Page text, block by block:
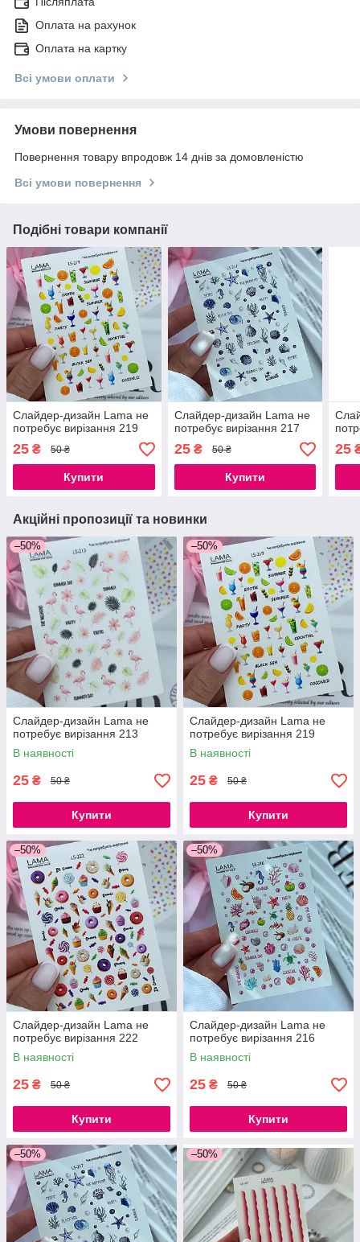
Оплата на рахунок
Оплата на картку
Всі умови оплати
Умови повернення
Повернення товару впродовж 14 днів за домовленістю
Всі умови повернення
Подібні товари компанії
Слайдер-дизайн Lama не
потребує вирізання 219
25 ₴ 50 ₴
Купити
Слайдер-дизайн Lama не
потребує вирізання 217
25₴ 50 ₴
Купити
25
Акційні пропозиції та новинки
–50%
Слайдер-дизайн Lama не
потребує вирізання 213
В наявності
25 ₴ 50 ₴
Купити
–50%
Слайдер-дизайн Lama не
потребує вирізання 219
В наявності
25 ₴ 50 ₴
Купити
–50%
Слайдер-дизайн Lama не
потребує вирізання 222
В наявності
25 ₴ 50 ₴
Купити
–50%
Слайдер-дизайн Lama не
потребує вирізання 216
В наявності
25 ₴ 50 ₴
Купити
–50% –50%